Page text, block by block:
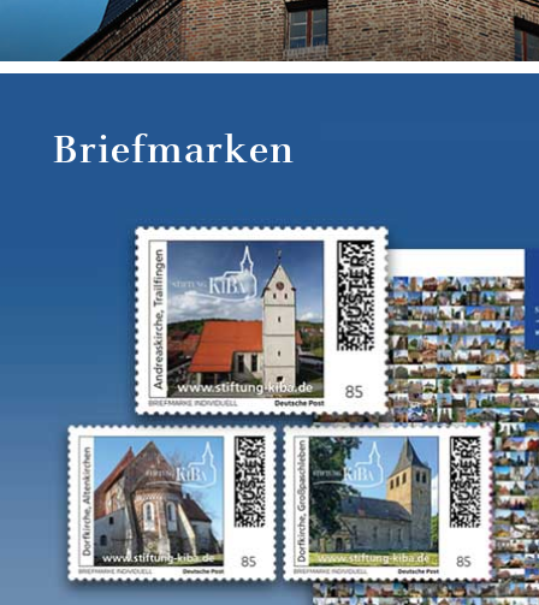
Briefmarken